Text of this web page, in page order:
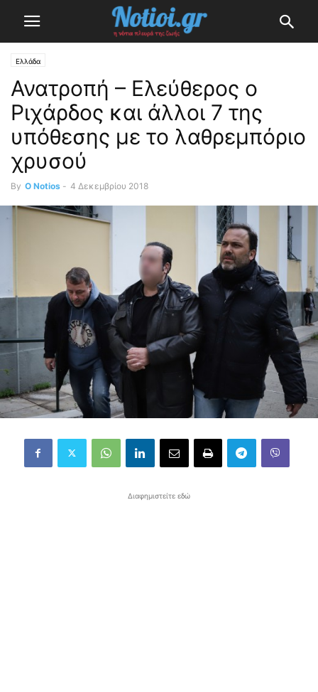
Ελλάδα
Ανατροπή – Ελεύθερος ο
Ριχάρδος και άλλοι 7 της
υπόθεσης με το λαθρεμπόριο
χρυσού
By O Notios - 4 Δεκεμβρίου 2018
Διαφημιστείτε εδώ